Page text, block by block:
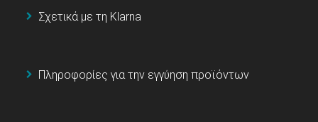
Σχετικά με τη Klarna
Πληροφορίες για την εγγύηση προϊόντων